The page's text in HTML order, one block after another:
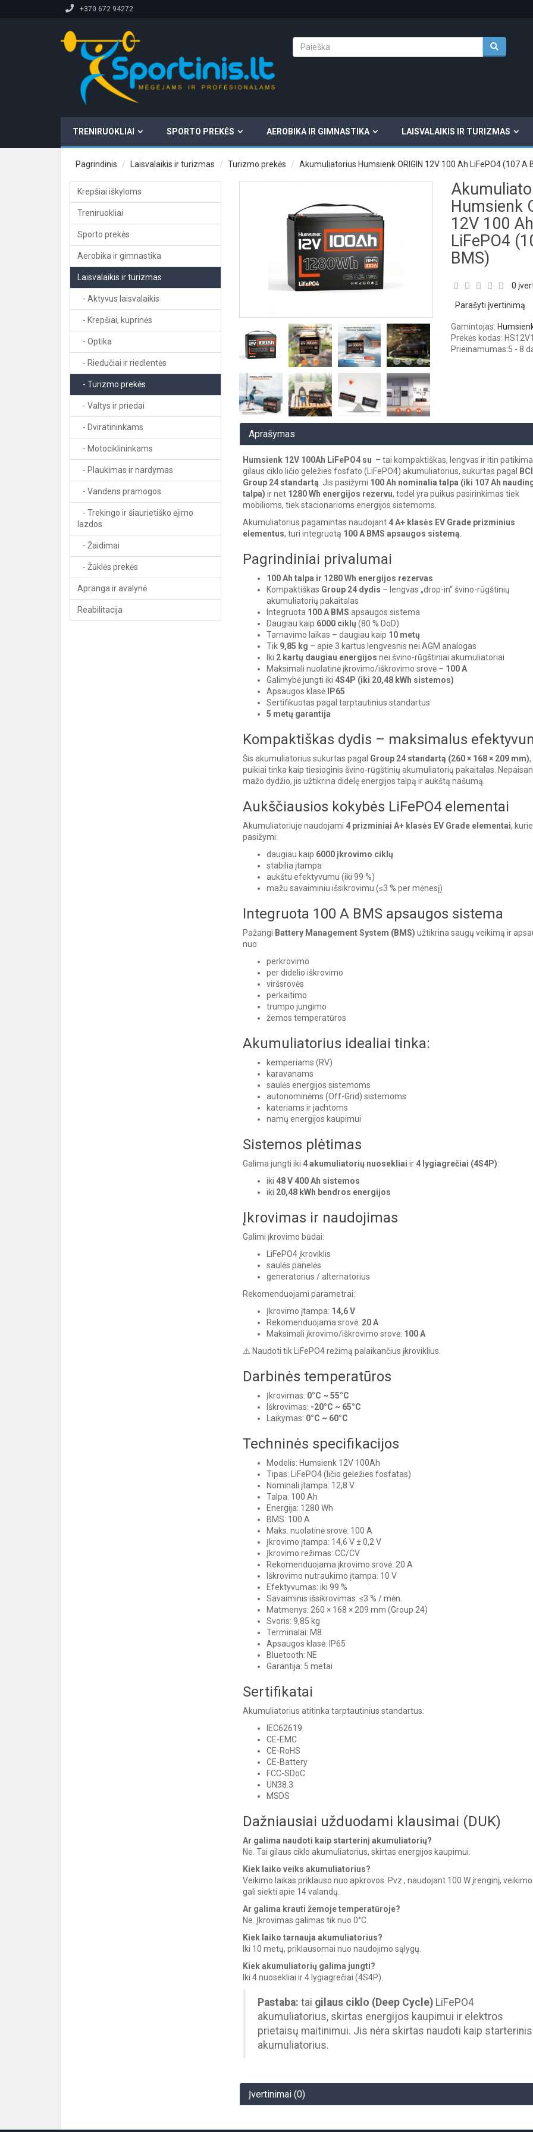
+370 672 94272
TRENIRUOKLIAI SPORTO PREKĖS AEROBIKA IR GIMNASTIKA LAISVALAIKIS IR TURIZMAS
Pagrindinis Laisvalaikis ir turizmas Turizmo prekės Akumuliatorius Humsienk ORIGIN 12V 100 Ah LiFePO4 (107 A
Krepšiai iškyloms
Treniruokliai
Sporto prekės
Aerobika ir gimnastika
Laisvalaikis ir turizmas
- Aktyvus laisvalaikis
- Krepšiai, kuprinės
- Optika
- Riedučiai ir riedlentės
- Turizmo prekės
- Valtys ir priedai
- Dviratininkams
- Motociklininkams
- Plaukimas ir nardymas
- Vandens pramogos
- Trekingo ir šiaurietiško ėjimo
lazdos
- Žaidimai
- Žūklės prekės
Apranga ir avalynė
Reabilitacija
Humsienk
12V 100
LiFePO4
BMS)
0
Parašyti įvertinimą
Gamintojas:
Prekės kodas:
Prieinamumas:5 - 8
Aprašymas
Humsienk 12V 100Ah LiFePO4 su – tai kompaktiškas, lengvas ir itin
gilaus ciklo ličio geležies fosfato (LiFePO4) akumuliatorius, sukurtas pagal
BCI
Group 24 standartą . Jis pasižymi 100 Ah nominalia talpa (iki 107 Ah
talpa) ir net 1280 Wh energijos rezervu, todėl yra puikus pasirinkimas tiek
mobilioms, tiek stacionarioms energijos sistemoms.
Akumuliatorius pagamintas naudojant 4 A+ klasės EV Grade prizminius
elementus, turi integruotą 100 A BMS apsaugos sistemą
Pagrindiniai privalumai
100 Ah talpa ir 1280 Wh energijos rezervas
Kompaktiškas Group 24 dydis – lengvas „drop-in“ švino-rūgštinių
akumuliatorių pakaitalas
Integruota 100 A BMS apsaugos sistema
Daugiau kaip 6000 ciklų (80 % DoD)
Tarnavimo laikas – daugiau kaip 10 metų
Tik 9,85 kg – apie 3 kartus lengvesnis nei AGM analogas
Iki 2 kartų daugiau energijos nei švino-rūgštiniai akumuliatoriai
Maksimali nuolatinė įkrovimo/iškrovimo srovė – 100 A
Galimybė jungti iki 4S4P (iki 20,48 kWh sistemos)
Apsaugos klasė
IP65
Sertifikuotas pagal tarptautinius standartus
5 metų garantija
Kompaktiškas dydis – maksimalus
Šis akumuliatorius sukurtas pagal Group 24 standartą (260 × 168 × 209 mm)
puikiai tinka kaip tiesioginis švino-rūgštinių akumuliatorių pakaitalas.
mažo dydžio, jis užtikrina didelę energijos talpą ir aukštą našumą.
Aukščiausios kokybės LiFePO4 elementai
Akumuliatoriuje naudojami 4 prizminiai A+ klasės EV Grade elementai, kurie
pasižymi:
daugiau kaip 6000 įkrovimo ciklų
stabilia įtampa
aukštu efektyvumu (iki 99 %)
mažu savaiminiu išsikrovimu (≤3 % per mėnesį)
Integruota 100 A BMS apsaugos sistema
Pažangi Battery Management System (BMS) užtikrina saugų veikimą ir
nuo:
perkrovimo
per didelio iškrovimo
viršsrovės
perkaitimo
trumpo jungimo
žemos temperatūros
Akumuliatorius idealiai tinka:
kemperiams (RV)
karavanams
saulės energijos sistemoms
autonominėms (Off-Grid) sistemoms
kateriams ir jachtoms
namų energijos kaupimui
Sistemos plėtimas
Galima jungti iki 4 akumuliatorių nuosekliai ir 4 lygiagrečiai (4S4P):
iki 48 V 400 Ah sistemos
iki 20,48 kWh bendros energijos
Įkrovimas ir naudojimas
Galimi įkrovimo būdai:
LiFePO4 įkroviklis
saulės panelės
generatorius / alternatorius
Rekomenduojami parametrai:
Įkrovimo įtampa: 14,6 V
Rekomenduojama srovė: 20 A
Maksimali įkrovimo/iškrovimo srovė: 100 A
⚠️ Naudoti tik LiFePO4 režimą palaikančius įkroviklius.
Darbinės temperatūros
Įkrovimas: 0°C ~ 55°C
Iškrovimas: -20°C ~ 65°C
Laikymas: 0°C ~ 60°C
Techninės specifikacijos
Modelis: Humsienk 12V 100Ah
Tipas: LiFePO4 (ličio geležies fosfatas)
Nominali įtampa: 12,8 V
Talpa: 100 Ah
Energija: 1280 Wh
BMS: 100 A
Maks. nuolatinė srovė: 100 A
Įkrovimo įtampa: 14,6 V ± 0,2 V
Įkrovimo režimas: CC/CV
Rekomenduojama įkrovimo srovė: 20 A
Iškrovimo nutraukimo įtampa: 10 V
Efektyvumas: iki 99 %
Savaiminis išsikrovimas: ≤3 % / mėn.
Matmenys: 260 × 168 × 209 mm (Group 24)
Svoris: 9,85 kg
Terminalai: M8
Apsaugos klasė: IP65
Bluetooth: NE
Garantija: 5 metai
Sertifikatai
Akumuliatorius atitinka tarptautinius standartus:
IEC62619
CE-EMC
CE-RoHS
CE-Battery
FCC-SDoC
UN38.3
MSDS
Dažniausiai užduodami klausimai (DUK)
Ar galima naudoti kaip starterinį akumuliatorių?
Ne. Tai gilaus ciklo akumuliatorius, skirtas energijos kaupimui.
Kiek laiko veiks akumuliatorius?
Veikimo laikas priklauso nuo apkrovos. Pvz., naudojant 100 W įrenginį,
gali siekti apie 14 valandų.
Ar galima krauti žemoje temperatūroje?
Ne. Įkrovimas galimas tik nuo 0°C.
Kiek laiko tarnauja akumuliatorius?
Iki 10 metų, priklausomai nuo naudojimo sąlygų.
Kiek akumuliatorių galima jungti?
Iki 4 nuosekliai ir 4 lygiagrečiai (4S4P).
Pastaba: tai gilaus ciklo (Deep Cycle) LiFePO4
akumuliatorius, skirtas energijos kaupimui ir elektros
prietaisų maitinimui. Jis nėra skirtas naudoti kaip starterinis
akumuliatorius.
Įvertinimai (0)